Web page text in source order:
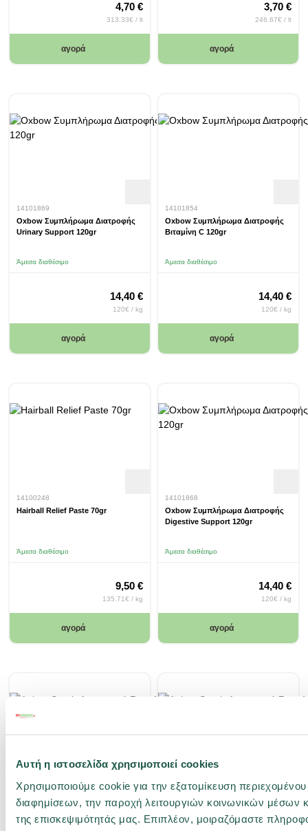
Αυτή η ιστοσελίδα χρησιμοποιεί cookies
Χρησιμοποιούμε cookie για την εξατομίκευση περιεχομένου
διαφημίσεων, την παροχή λειτουργιών κοινωνικών μέσων
της επισκεψιμότητάς μας. Επιπλέον, μοιραζόμαστε
4,70 €
313.33€ / lt
αγορά
3,70 €
246.67€ / lt
αγορά
14101869
Oxbow Συμπλήρωμα Διατροφής
Urinary Support 120gr
Άμεσα διαθέσιμο
14,40 €
120€ / kg
αγορά
14101854
Oxbow Συμπλήρωμα Διατροφής
Βιταμίνη C 120gr
Άμεσα διαθέσιμο
14,40 €
120€ / kg
αγορά
14100248
Hairball Relief Paste 70gr
Άμεσα διαθέσιμο
9,50 €
135.71€ / kg
αγορά
14101868
Oxbow Συμπλήρωμα Διατροφής
Digestive Support 120gr
Άμεσα διαθέσιμο
14,40 €
120€ / kg
αγορά
14100293
Anima Strath Διατροφικό
Συμπλήρωμα 1L
14100291
Anima Strath Διατροφικό
Συμπλήρωμα 100ml